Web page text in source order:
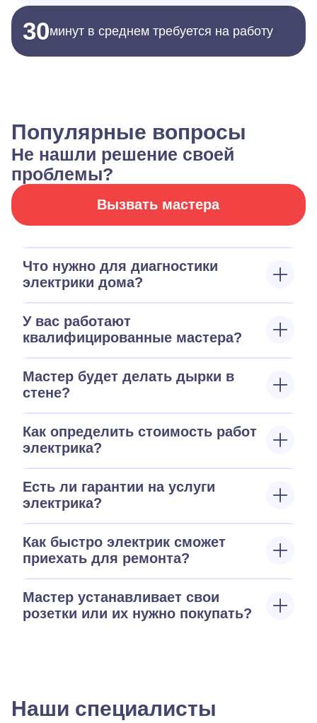
30минут в среднем требуется на работу
Популярные вопросы
Не нашли решение своей
проблемы?
Вызвать мастера
Что нужно для диагностики
электрики дома?
У вас работают
квалифицированные мастера?
Мастер будет делать дырки в
стене?
Как определить стоимость работ
электрика?
Есть ли гарантии на услуги
электрика?
Как быстро электрик сможет
приехать для ремонта?
Мастер устанавливает свои
розетки или их нужно покупать?
Наши специалисты